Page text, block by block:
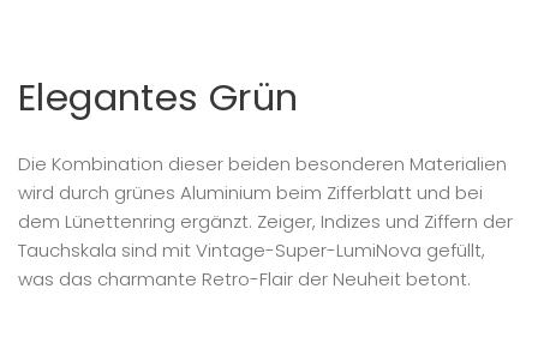
Elegantes Grün
Die Kombination dieser beiden besonderen Materialien
wird durch grünes Aluminium beim Zifferblatt und bei
dem Lünettenring ergänzt. Zeiger, Indizes und Ziffern der
Tauchskala sind mit Vintage-Super-LumiNova gefüllt,
was das charmante Retro-Flair der Neuheit betont.